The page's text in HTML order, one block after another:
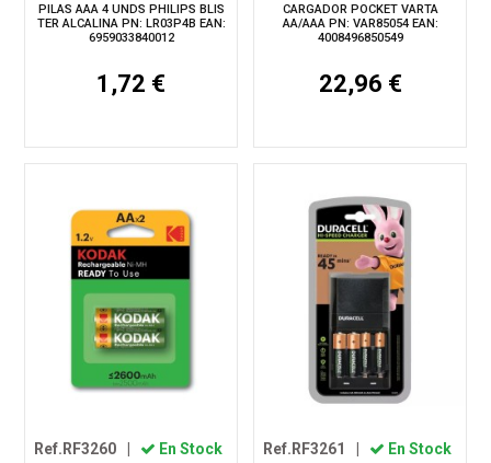
PILAS AAA 4 UNDS PHILIPS BLIS
TER ALCALINA PN: LR03P4B EAN:
6959033840012
1,72 €
CARGADOR POCKET VARTA
AA/AAA PN: VAR85054 EAN:
4008496850549
22,96 €
Ref.RF3260 En Stock Ref.RF3261 En Stock